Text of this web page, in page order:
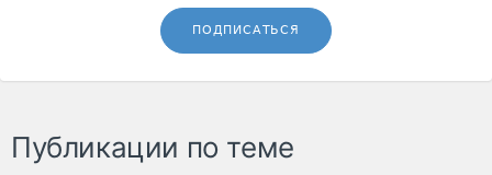
ПОДПИСАТЬСЯ
Публикации по теме